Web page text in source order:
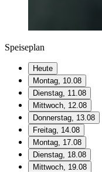
Speiseplan
Heute
Montag, 10.08
Dienstag, 11.08
Mittwoch, 12.08
Donnerstag, 13.08
Freitag, 14.08
Montag, 17.08
Dienstag, 18.08
Mittwoch, 19.08